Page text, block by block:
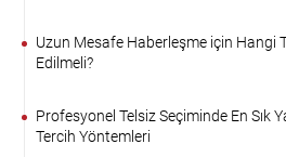
Uzun Mesafe Haberleşme için Hangi
Edilmeli?
Profesyonel Telsiz Seçiminde En Sık
Tercih Yöntemleri